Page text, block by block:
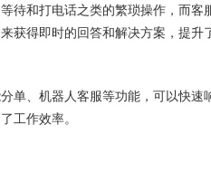
和打电话之类的繁琐操作，而客
获得即时的回答和解决方案，提升
、机器人客服等功能，可以快速
工作效率。